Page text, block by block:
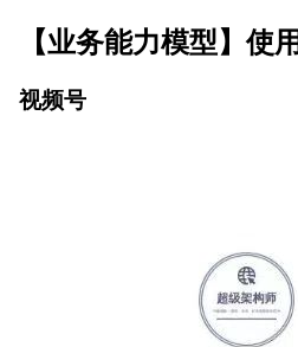
【业务能力模型】使
视频号